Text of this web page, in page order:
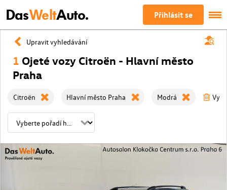
DasWeltAuto. Přihlásit se
Upravit vyhledávání
1 Ojeté vozy Citroën - Hlavní město
Praha
Citroën Hlavní město Praha Modrá